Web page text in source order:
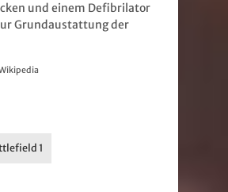
und einem Defibrilator
Grundaustattung der
1